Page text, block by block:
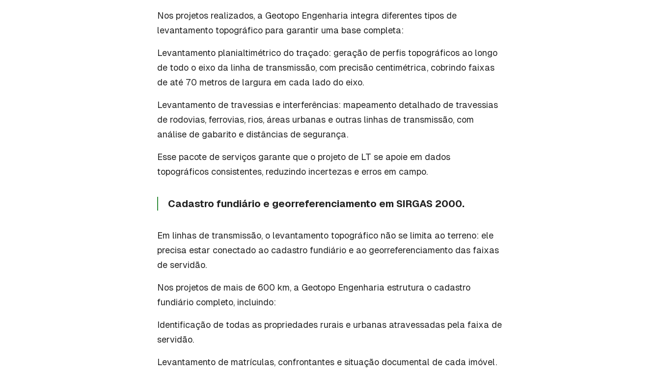
Nos projetos realizados, a Geotopo Engenharia integra diferentes tipos de
levantamento topográfico para garantir uma base completa:
Levantamento planialtimétrico do traçado: geração de perfis topográficos ao longo
de todo o eixo da linha de transmissão, com precisão centimétrica, cobrindo faixas
de até 70 metros de largura em cada lado do eixo.
Levantamento de travessias e interferências: mapeamento detalhado de travessias
de rodovias, ferrovias, rios, áreas urbanas e outras linhas de transmissão, com
análise de gabarito e distâncias de segurança.
Esse pacote de serviços garante que o projeto de LT se apoie em dados
topográficos consistentes, reduzindo incertezas e erros em campo.
Cadastro fundiário e georreferenciamento em SIRGAS 2000.
Em linhas de transmissão, o levantamento topográfico não se limita ao terreno: ele
precisa estar conectado ao cadastro fundiário e ao georreferenciamento das faixas
de servidão.
Nos projetos de mais de 600 km, a Geotopo Engenharia estrutura o cadastro
fundiário completo, incluindo:
Identificação de todas as propriedades rurais e urbanas atravessadas pela faixa de
servidão.
Levantamento de matrículas, confrontantes e situação documental de cada imóvel.